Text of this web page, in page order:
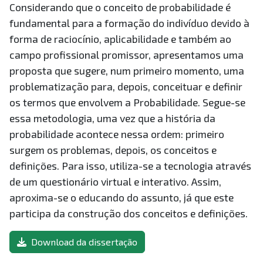
Considerando que o conceito de probabilidade é
fundamental para a formação do indivíduo devido à
forma de raciocínio, aplicabilidade e também ao
campo profissional promissor, apresentamos uma
proposta que sugere, num primeiro momento, uma
problematização para, depois, conceituar e definir
os termos que envolvem a Probabilidade. Segue-se
essa metodologia, uma vez que a história da
probabilidade acontece nessa ordem: primeiro
surgem os problemas, depois, os conceitos e
definições. Para isso, utiliza-se a tecnologia através
de um questionário virtual e interativo. Assim,
aproxima-se o educando do assunto, já que este
participa da construção dos conceitos e definições.
Download da dissertação